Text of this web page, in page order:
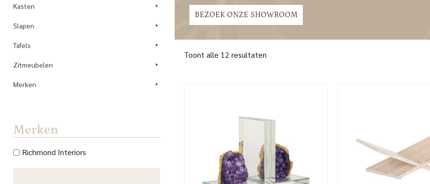
Kasten
Slapen
Tafels
Zitmeubelen
Merken
Merken
Richmond Interiors
BEZOEK ONZE SHOWROOM
Toont alle 12 resultaten